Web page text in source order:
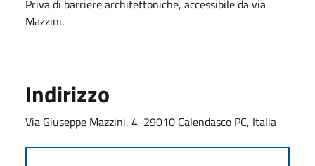
Priva di barriere architettoniche, accessibile da via
Mazzini.
Indirizzo
Via Giuseppe Mazzini, 4, 29010 Calendasco PC, Italia